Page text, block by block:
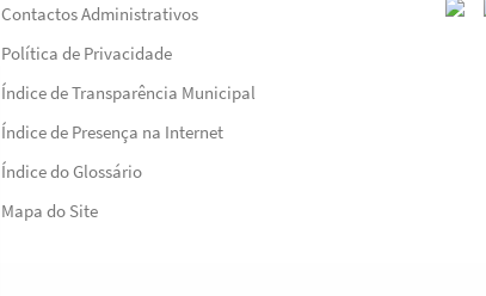
Contactos Administrativos
Política de Privacidade
Índice de Transparência Municipal
Índice de Presença na Internet
Índice do Glossário
Mapa do Site